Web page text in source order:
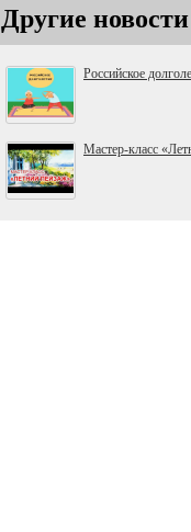
Другие
Российское
Мастер-класс